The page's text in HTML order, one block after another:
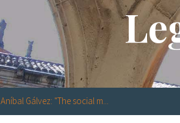
Aníbal Gálvez: "The social m...